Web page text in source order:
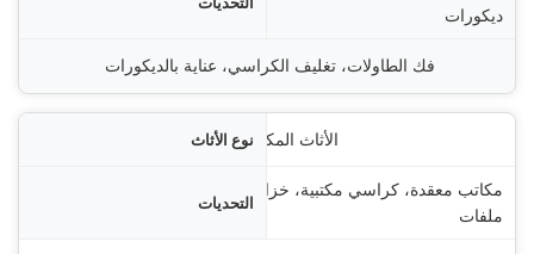
ديكورات
فك الطاولات، تغليف الكراسي، عناية بالديكورات
الأثاث المكتبي
مكاتب معقدة، كراسي مكتبية، خزائن
ملفات